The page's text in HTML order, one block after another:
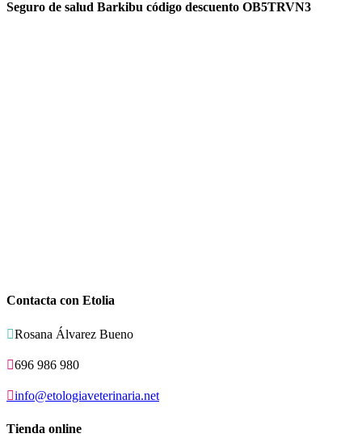
Seguro de salud Barkibu código descuento OB5TRVN3
Contacta con Etolia
Rosana Álvarez Bueno
696 986 980
info@etologiaveterinaria.net
Tienda online